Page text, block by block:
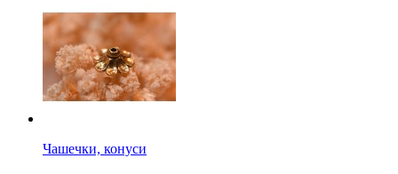
Чашечки, конуси